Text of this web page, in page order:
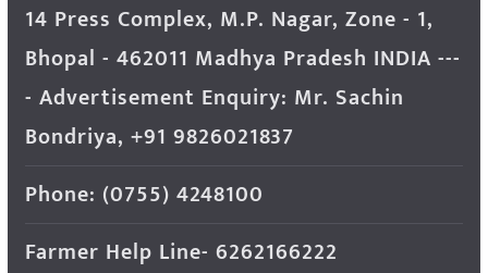
14 Press Complex, M.P. Nagar, Zone - 1,
Bhopal - 462011 Madhya Pradesh INDIA ---
- Advertisement Enquiry: Mr. Sachin
Bondriya, +91 9826021837
Phone: (0755) 4248100
Farmer Help Line- 6262166222